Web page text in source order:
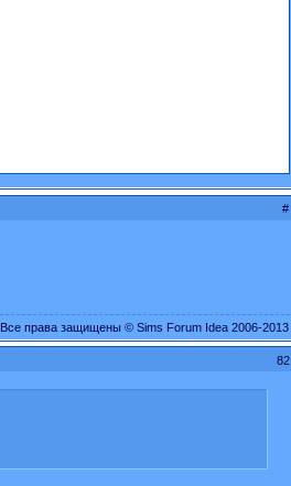
#
Все права защищены © Sims Forum Idea 2006-2013
82